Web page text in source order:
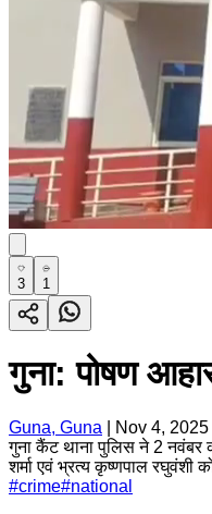
3 1
गुना: पोषण
Guna, Guna
Nov 4, 2025
गुना कैंट थाना पुलिस ने 2 नवंबर
शर्मा एवं भ्रत्य कृष्णपाल रघुवंशी
#crime#national